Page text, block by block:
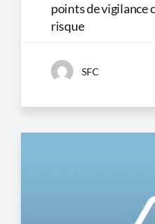
points de vigilance
risque
SFC